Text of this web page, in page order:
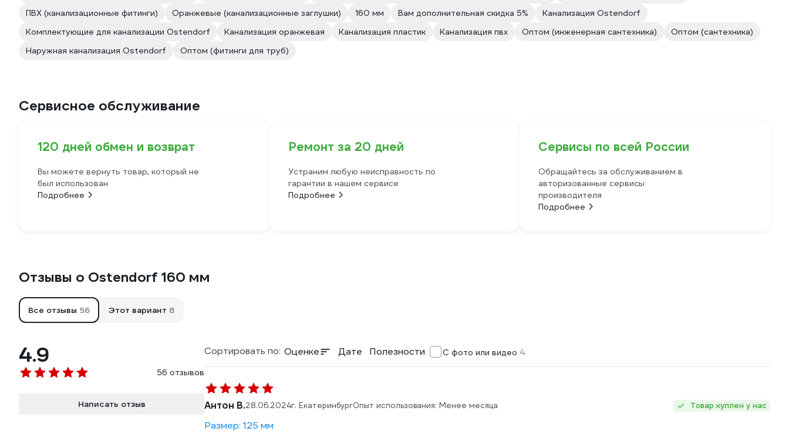
ПВХ (канализационные фитинги)
Оранжевые (канализационные заглушки) 160 мм Вам дополнительная скидка 5%
Канализация Ostendorf
Комплектующие для канализации Ostendorf
Канализация оранжевая Канализация пластик Канализация пвх Оптом (инженерная сантехника)
Оптом (сантехника)
Наружная канализация Ostendorf
Оптом (фитинги для труб)
Сервисное обслуживание
120 дней обмен и возврат
Вы можете вернуть товар, который не
был использован
Подробнее
Ремонт за 20 дней
Устраним любую неисправность по
гарантии в нашем сервисе
Подробнее
Сервисы по всей России
Обращайтесь за обслуживанием в
авторизованные сервисы
производителя
Подробнее
Отзывы о Ostendorf 160 мм
Все отзывы 56 Этот вариант 8
4.9
56 отзывов
Написать отзыв
Сортировать по: Оценке Дате Полезности С фото или видео 4
Антон В.28.06.2024г. ЕкатеринбургОпыт использования: Менее месяца Товар куплен у нас
Размер: 125 мм